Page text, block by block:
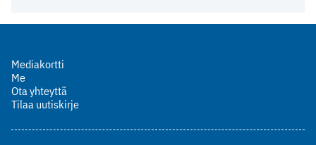
Mediakortti
Me
Ota yhteyttä
Tilaa uutiskirje